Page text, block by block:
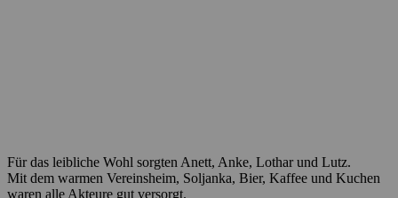
Für das leibliche Wohl sorgten Anett, Anke, Lothar und Lutz.
Mit dem warmen Vereinsheim, Soljanka, Bier, Kaffee und Kuchen
waren alle Akteure gut versorgt.